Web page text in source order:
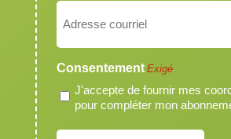
Courriel
Exigé
Consentement Exigé
J'accepte de fournir mes
pour compléter mon